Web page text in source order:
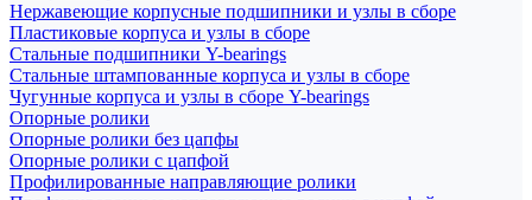
Нержавеющие корпусные подшипники и узлы в сборе
Пластиковые корпуса и узлы в сборе
Стальные подшипники Y-bearings
Стальные штампованные корпуса и узлы в сборе
Чугунные корпуса и узлы в сборе Y-bearings
Опорные ролики
Опорные ролики без цапфы
Опорные ролики с цапфой
Профилированные направляющие ролики